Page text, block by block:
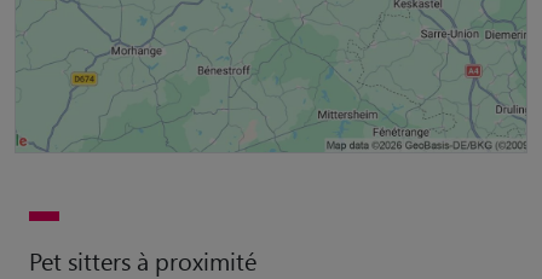
Pet sitters à proximité